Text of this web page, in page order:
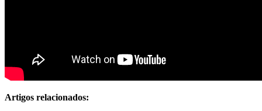
Artigos relacionados: